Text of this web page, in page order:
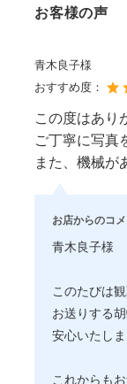
お客様の声
青木良子様
おすすめ度：
この度はあり
ご丁寧に写真
また、機械が
お店からのコ
青木良子様
このたびは
お送りする
安心いたしま
これからも